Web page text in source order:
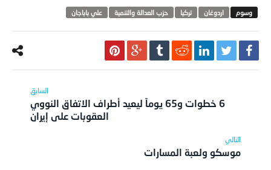
اردوغان تركيا حزب العدالة والتنمية علي باباجان
6 خطوات و65 يوماً ليعيد أطراف الاتفاق النووي
العقوبات على إيران
موسكو ولعبة المسارات